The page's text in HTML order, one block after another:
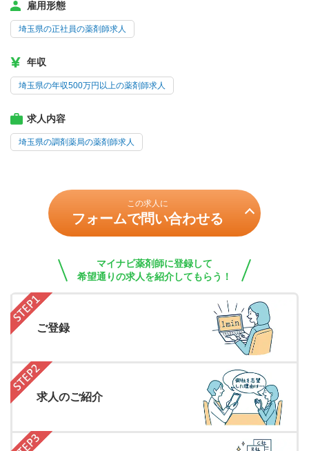
雇用形態
埼玉県の正社員の薬剤師求人
年収
埼玉県の年収500万円以上の薬剤師求人
求人内容
埼玉県の調剤薬局の薬剤師求人
この求人に
フォームで問い合わせる
マイナビ薬剤師に登録して
希望通りの求人を紹介してもらう！
ご登録
求人のご紹介